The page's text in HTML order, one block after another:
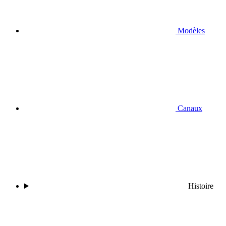
Modèles
Canaux
Histoire